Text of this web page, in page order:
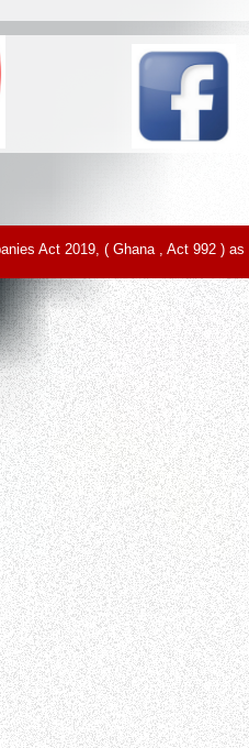
Act 2019, ( Ghana , Act 992 )